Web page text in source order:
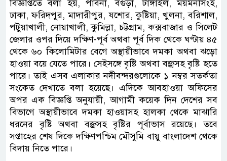
বিজ্ঞপ্তিতে বলা হয়, পাবনা, বগুড়া, টাঙ্গাইল, ময়মনসিংহ,
ঢাকা, ফরিদপুর, মাদারীপুর, যশোর, কুষ্টিয়া, খুলনা, বরিশাল,
পটুয়াখালী, নোয়াখালী, কুমিল্লা, চট্টগ্রাম, কক্সবাজার ও সিলেট
জেলার ওপর দিয়ে দক্ষিণ-পূর্ব অথবা পূর্ব দিক থেকে ঘণ্টায় ৪৫
থেকে ৬০ কিলোমিটার বেগে অস্থায়ীভাবে দমকা অথবা ঝড়ো
হাওয়া বয়ে যেতে পারে। সেইসঙ্গে বৃষ্টি অথবা বজ্রসহ বৃষ্টি হতে
পারে। তাই এসব এলাকার নদীবন্দরগুলোকে ১ নম্বর সতর্কতা
সংকেত দেখাতে বলা হয়েছে। এদিকে আবহাওয়া অফিসের
অপর এক বিজ্ঞপ্তি অনুযায়ী, আগামী কয়েক দিন দেশের সব
বিভাগে অস্থায়ীভাবে দমকা হাওয়াসহ হালকা থেকে মাঝারি
ধরনের বৃষ্টি অথবা বজ্রসহ বৃষ্টির পূর্বাভাস রয়েছে। তবে
সপ্তাহের শেষ দিকে দক্ষিণপশ্চিম মৌসুমি বায়ু বাংলাদেশ থেকে
বিদায় নিতে পারে।